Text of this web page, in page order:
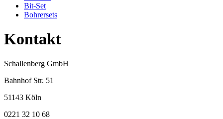
Bit-Set
Bohrersets
Kontakt
Schallenberg GmbH
Bahnhof Str. 51
51143 Köln
0221 32 10 68